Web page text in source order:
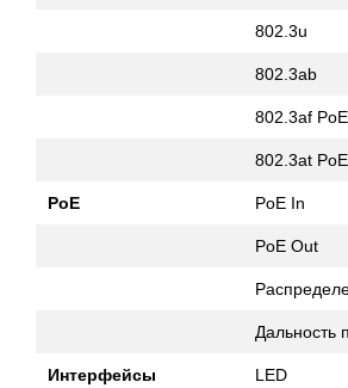
802.3u
802.3ab
802.3af PoE
802.3at PoE
PoE PoE In
PoE Out
Дальность
Интерфейсы LED